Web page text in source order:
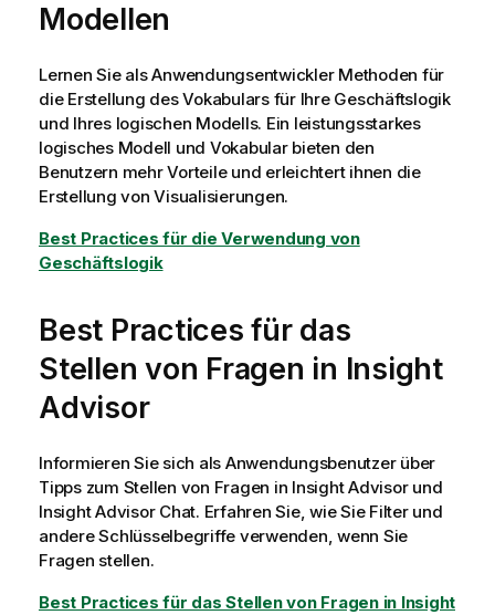
Modellen
Lernen Sie als Anwendungsentwickler Methoden für
die Erstellung des Vokabulars für Ihre Geschäftslogik
und Ihres logischen Modells. Ein leistungsstarkes
logisches Modell und Vokabular bieten den
Benutzern mehr Vorteile und erleichtert ihnen die
Erstellung von Visualisierungen.
Best Practices für die Verwendung von
Geschäftslogik
Best Practices für das
Stellen von Fragen in Insight
Advisor
Informieren Sie sich als Anwendungsbenutzer über
Tipps zum Stellen von Fragen in Insight Advisorund
Insight Advisor Chat. Erfahren Sie, wie Sie Filter und
andere Schlüsselbegriffe verwenden, wenn Sie
Fragen stellen.
Best Practices für das Stellen von Fragen in Insight